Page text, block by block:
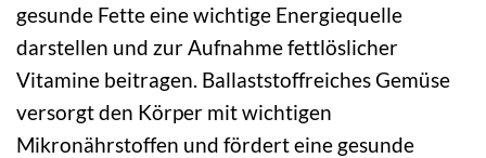
gesunde Fette eine wichtige Energiequelle
darstellen und zur Aufnahme fettlöslicher
Vitamine beitragen. Ballaststoffreiches Gemüse
versorgt den Körper mit wichtigen
Mikronährstoffen und fördert eine gesunde